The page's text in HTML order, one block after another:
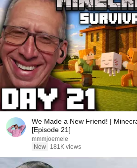
We Made a New Friend! |
[Episode 21]
mmmjoemele
New
181K views